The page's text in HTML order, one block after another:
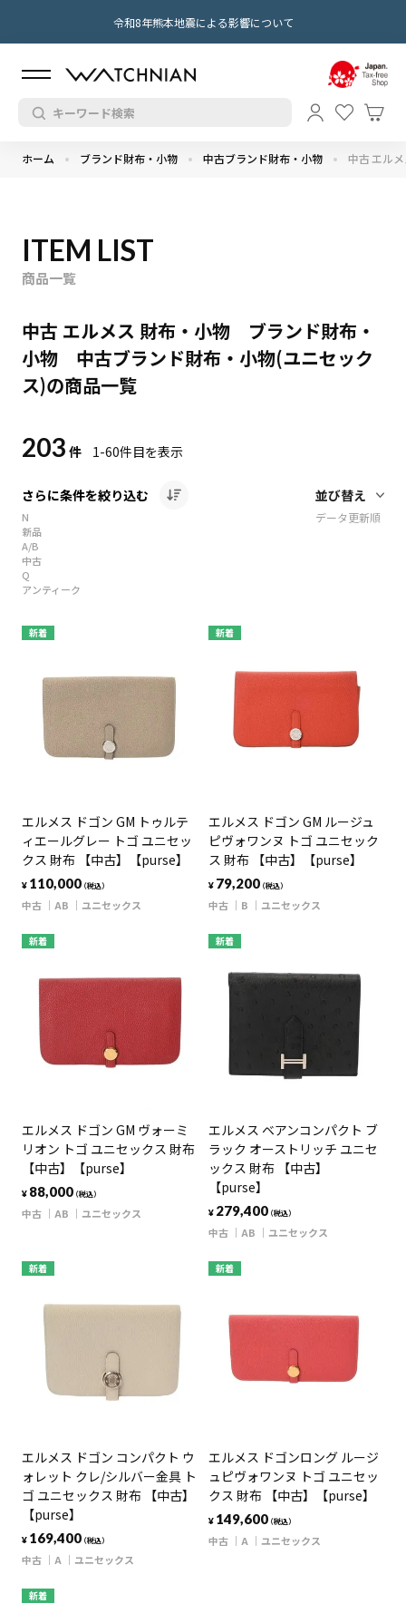
令和8年熊本地震による影響について
ホーム ブランド財布・小物 中古ブランド財布・小物 中古 エル
ITEM LIST
商品一覧
中古 エルメス 財布・小物 ブランド財布・
小物 中古ブランド財布・小物(ユニセック
ス)の商品一覧
203 件 1-60件目を表示
さらに条件を絞り込む
N
新品
A/B
中古
Q
アンティーク
データ更新順
新着
エルメス ドゴン GM トゥルテ
ィエールグレー トゴ ユニセッ
クス 財布 【中古】【purse】
¥ 110,000（税込）
中古 AB ユニセックス
新着
エルメス ドゴン GM ルージュ
ピヴォワンヌ トゴ ユニセック
ス 財布 【中古】【purse】
¥ 79,200（税込）
中古 B ユニセックス
新着
エルメス ドゴン GM ヴォーミ
リオン トゴ ユニセックス 財布
【中古】【purse】
¥ 88,000（税込）
中古 AB ユニセックス
新着
エルメス ベアンコンパクト ブ
ラック オーストリッチ ユニセ
ックス 財布 【中古】
【purse】
¥ 279,400（税込）
中古 AB ユニセックス
新着
エルメス ドゴン コンパクト ウ
ォレット クレ/シルバー金具 ト
ゴ ユニセックス 財布 【中古】
【purse】
¥ 169,400（税込）
中古 A ユニセックス
新着
エルメス ドゴンロング ルージ
ュピヴォワンヌ トゴ ユニセッ
クス 財布 【中古】【purse】
¥ 149,600（税込）
中古 A ユニセックス
新着